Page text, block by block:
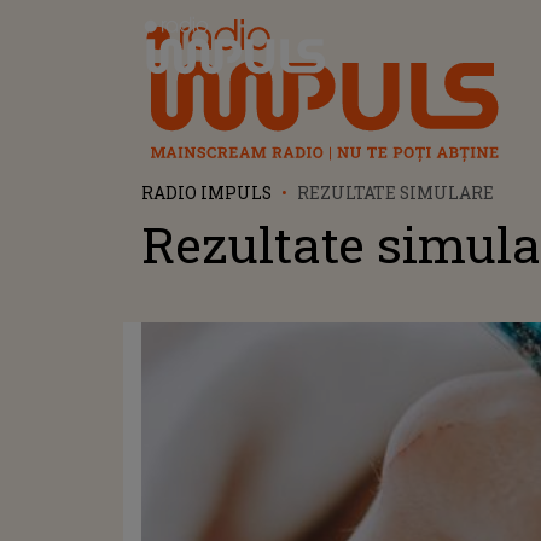
Radio Impuls
RADIO IMPULS REZULTATE SIMULARE
Rezultate